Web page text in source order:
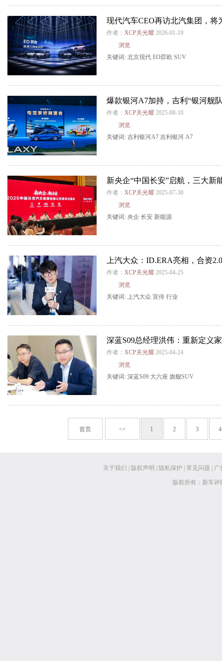
现代汽车CEO再访北汽集团，将
作者： XCP关光耀 2026-01-19
浏览
关键词: 北京现代 EO弈欧 SUV
爆款银河A7加持，吉利“银河舰
作者： XCP关光耀 2025-08-10
浏览
关键词: 吉利银河A7 吉利银河 A7
新央企“中国长安”启航，三大新
作者： XCP关光耀 2025-07-30
浏览
关键词: 央企 长安 新能源
上汽大众：ID.ERA亮相，合资
作者： XCP关光耀 2025-04-25
浏览
关键词: 上汽大众 宣传 行业
深蓝S09总经理洪伟：重新定义
作者： XCP关光耀 2025-04-24
浏览
关键词: 深蓝S09 大六座 旗舰SUV
首页 << 1 2 3 4
关于我们 版权声明 隐私保护 常见问题 广
版权所有：新车评